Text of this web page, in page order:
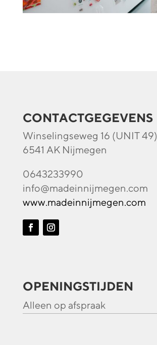
CONTACTGEGEVENS
Winselingseweg 16 (UNIT 49)
6541 AK Nijmegen
0643233990
info@madeinnijmegen.com
www.madeinnijmegen.com
OPENINGSTIJDEN
Alleen op afspraak